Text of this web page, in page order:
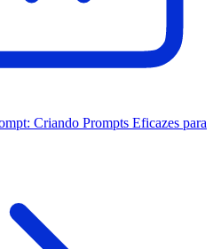
Criando Prompts Eficazes para